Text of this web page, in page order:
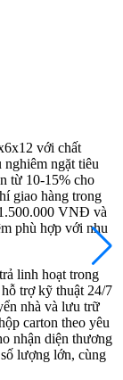
với chất
ngặt tiêu
từ 10-15% cho
giao hàng trong
VNĐ và
phù hợp với nhu
linh hoạt trong
trợ kỹ thuật 24/7
nhà và lưu trữ
carton theo yêu
nhận diện thương
lượng lớn, cùng